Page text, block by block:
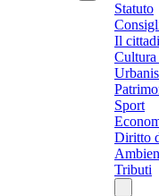
Statuto
Il
Cultura
Sport
Diritto
Tributi